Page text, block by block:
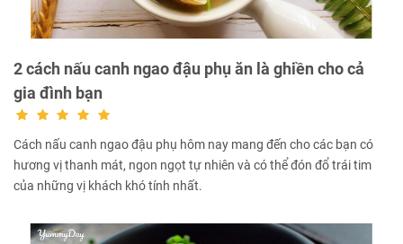
2 cách nấu canh ngao đậu phụ ăn là ghiền cho cả
gia đình bạn
Cách nấu canh ngao đậu phụ hôm nay mang đến cho các bạn có
hương vị thanh mát, ngon ngọt tự nhiên và có thể đón đổ trái tim
của những vị khách khó tính nhất.